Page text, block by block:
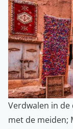
Verdwalen in
met de meiden;